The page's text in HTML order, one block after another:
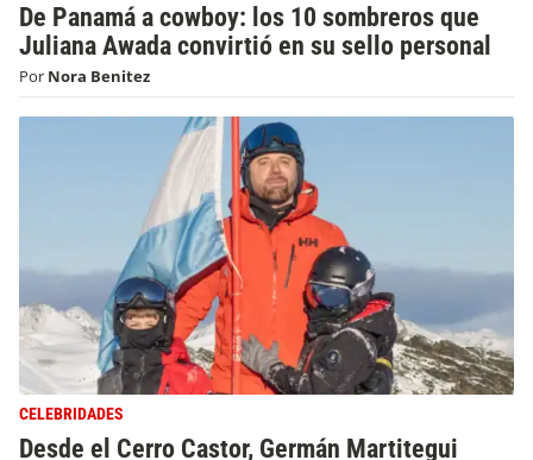
De Panamá a cowboy: los 10 sombreros que
Juliana Awada convirtió en su sello personal
Por Nora Benitez
CELEBRIDADES
Desde el Cerro Castor, Germán Martitegui